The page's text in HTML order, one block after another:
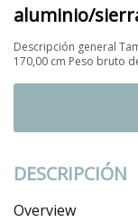
aluminio/
Descripción general
170,00 cm Peso bruto
DESCRIPCIÓN
Overview